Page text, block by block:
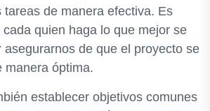
tareas de manera efectiva. Es
quien haga lo que mejor se
asegurarnos de que el proyecto se
manera óptima.
establecer objetivos comunes